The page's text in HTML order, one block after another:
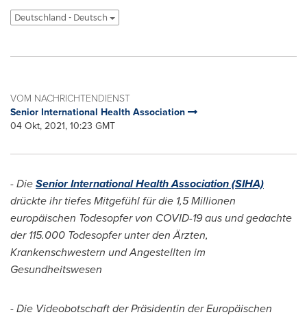
Deutschland - Deutsch
VOM NACHRICHTENDIENST
Senior International Health Association
04 Okt, 2021, 10:23 GMT
- DieSenior International Health Association (SIHA)
drückte ihr tiefes Mitgefühl für die 1,5 Millionen
europäischen Todesopfer von COVID-19 aus und gedachte
der 115.000 Todesopfer unter den Ärzten,
Krankenschwestern und Angestellten im
Gesundheitswesen
-Die Videobotschaft der Präsidentin der Europäischen